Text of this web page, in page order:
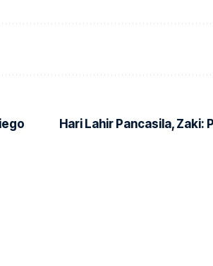
Hari Lahir Pancasila, Zaki: